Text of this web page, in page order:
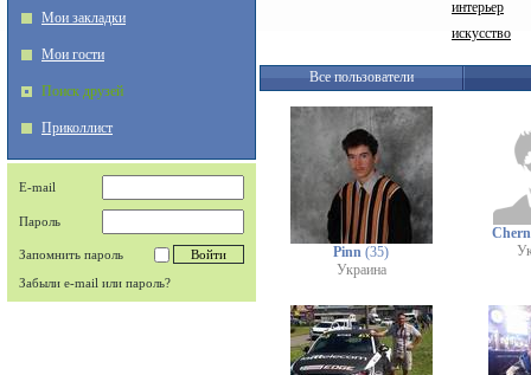
Мои закладки
Мои гости
Поиск друзей
Приколлист
E-mail
Пароль
Запомнить пароль
Забыли e-mail или пароль?
интерьер
искусство
Все пользователи
Pinn (35)
Украина